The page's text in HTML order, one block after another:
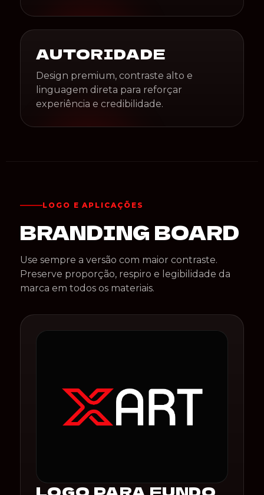
AUTORIDADE
Design premium, contraste alto e
linguagem direta para reforçar
experiência e credibilidade.
LOGO E APLICAÇÕES
BRANDING BOARD
Use sempre a versão com maior contraste.
Preserve proporção, respiro e legibilidade da
marca em todos os materiais.